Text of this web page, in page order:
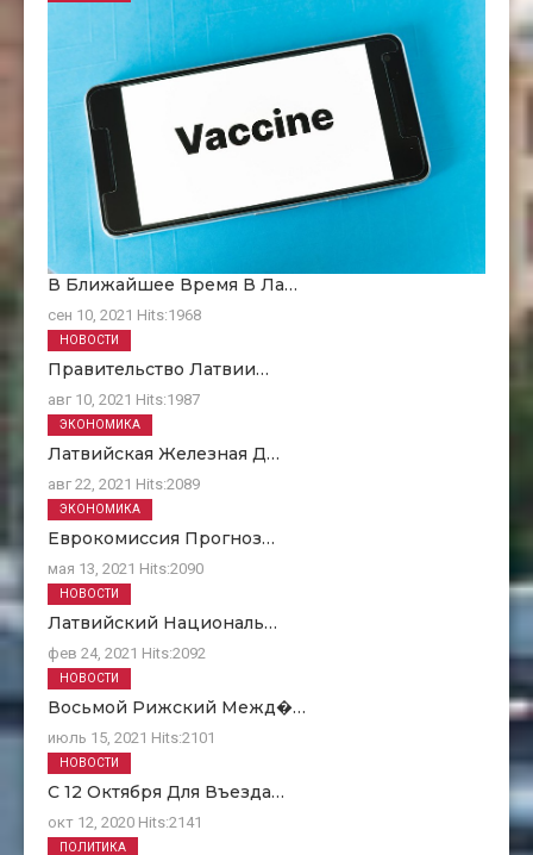
В Ближайшее Время В Ла…
сен 10, 2021 Hits:1968
Правительство Латвии…
авг 10, 2021 Hits:1987
НОВОСТИ
Латвийская Железная Д…
авг 22, 2021 Hits:2089
ЭКОНОМИКА
Еврокомиссия Прогноз…
мая 13, 2021 Hits:2090
ЭКОНОМИКА
Латвийский Националь…
фев 24, 2021 Hits:2092
НОВОСТИ
Восьмой Рижский Межд�…
июль 15, 2021 Hits:2101
НОВОСТИ
С 12 Октября Для Въезда…
окт 12, 2020 Hits:2141
НОВОСТИ
ПОЛИТИКА